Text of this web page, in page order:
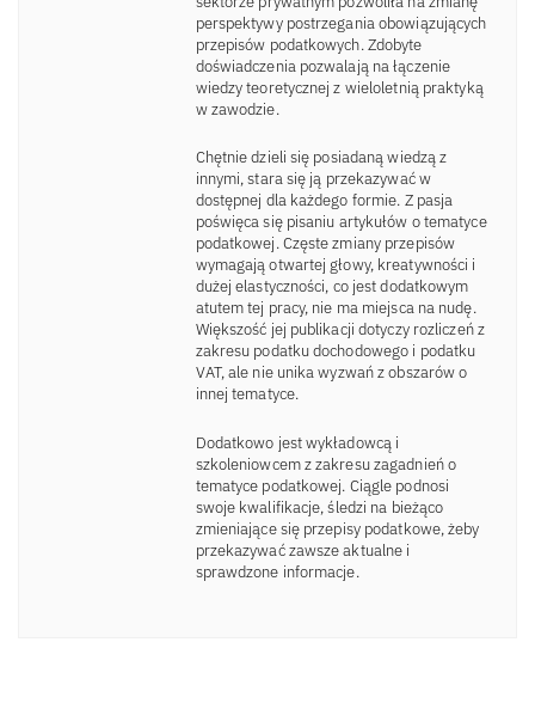
perspektywy postrzegania obowiązujących
przepisów podatkowych. Zdobyte
doświadczenia pozwalają na łączenie
wiedzy teoretycznej z wieloletnią praktyką
w zawodzie.
Chętnie dzieli się posiadaną wiedzą z
innymi, stara się ją przekazywać w
dostępnej dla każdego formie. Z pasja
poświęca się pisaniu artykułów o tematyce
podatkowej. Częste zmiany przepisów
wymagają otwartej głowy, kreatywności i
dużej elastyczności, co jest dodatkowym
atutem tej pracy, nie ma miejsca na nudę.
Większość jej publikacji dotyczy rozliczeń z
zakresu podatku dochodowego i podatku
VAT, ale nie unika wyzwań z obszarów o
innej tematyce.
Dodatkowo jest wykładowcą i
szkoleniowcem z zakresu zagadnień o
tematyce podatkowej. Ciągle podnosi
swoje kwalifikacje, śledzi na bieżąco
zmieniające się przepisy podatkowe, żeby
przekazywać zawsze aktualne i
sprawdzone informacje.